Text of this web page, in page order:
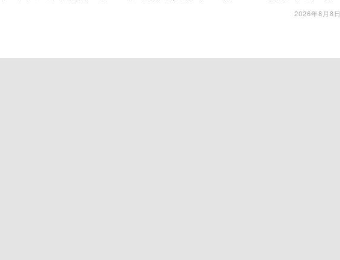
2026年8月8日